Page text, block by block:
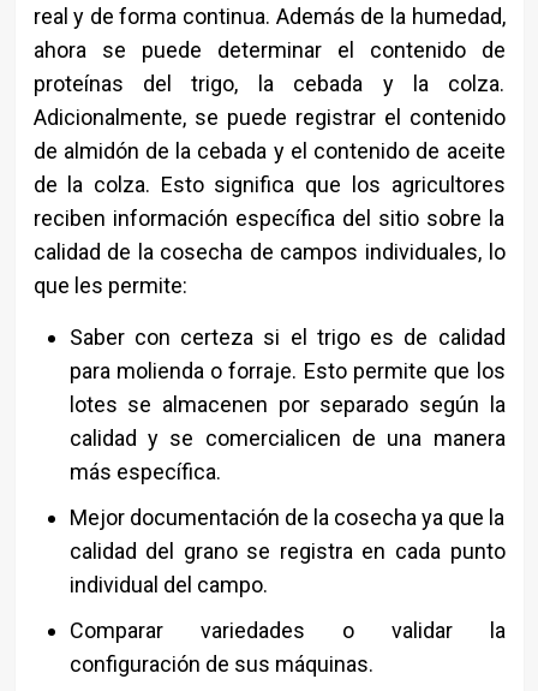
real y de forma continua. Además de la humedad,
ahora se puede determinar el contenido de
proteínas del trigo, la cebada y la colza.
Adicionalmente, se puede registrar el contenido
de almidón de la cebada y el contenido de aceite
de la colza. Esto significa que los agricultores
reciben información específica del sitio sobre la
calidad de la cosecha de campos individuales, lo
que les permite:
Saber con certeza si el trigo es de calidad
para molienda o forraje. Esto permite que los
lotes se almacenen por separado según la
calidad y se comercialicen de una manera
más específica.
Mejor documentación de la cosecha ya que la
calidad del grano se registra en cada punto
individual del campo.
Comparar variedades o validar la
configuración de sus máquinas.